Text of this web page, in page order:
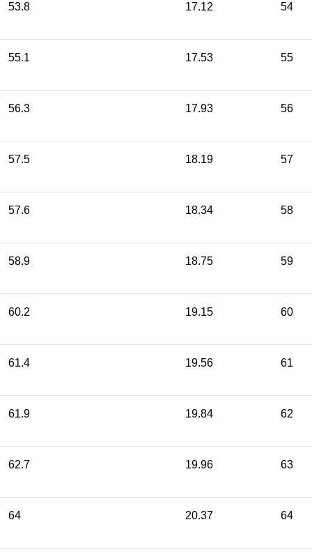
53.8 17.12 54
55.1 17.53 55
56.3 17.93 56
57.5 18.19 57
57.6 18.34 58
58.9 18.75 59
60.2 19.15 60
61.4 19.56 61
61.9 19.84 62
62.7 19.96 63
64 20.37 64